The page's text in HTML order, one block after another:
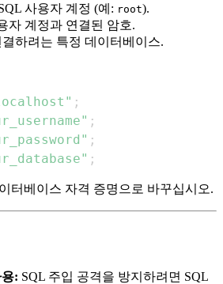
사용자 계정 (예: root).
자 계정과 연결된 암호.
결하려는 특정 데이터베이스.
;
;
;
;
터베이스 자격 증명으로 바꾸십시오.
: SQL 주입 공격을 방지하려면 SQL